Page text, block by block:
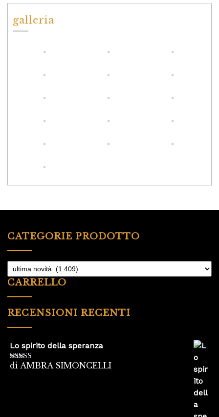
galleria
CATEGORIE PRODOTTO
CARRELLO
RECENSIONI RECENTI
Lo spirito della speranza
Valutato5su
di AMBRA SIMONCELLI